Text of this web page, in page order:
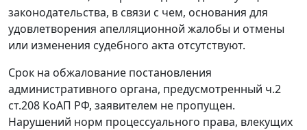
законодательства, в связи с чем, основания для
удовлетворения апелляционной жалобы и отмены
или изменения судебного акта отсутствуют.
Срок на обжалование постановления
административного органа, предусмотренный ч.2
ст.208 КоАП РФ, заявителем не пропущен.
Нарушений норм процессуального права, влекущих